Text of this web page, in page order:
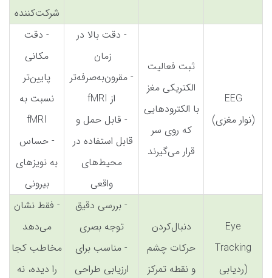
شرکت‌کننده
EEG
(نوار مغزی)
ثبت فعالیت
الکتریکی مغز
با الکترودهایی
که روی سر
قرار می‌گیرند
- دقت بالا در
زمان
- مقرون‌به‌صرفه‌تر
از fMRI
- قابل حمل و
قابل استفاده در
محیط‌های
واقعی
- دقت
مکانی
پایین‌تر
نسبت به
fMRI
- حساس
به نویزهای
بیرونی
Eye
Tracking
(ردیابی
دنبال‌کردن
حرکات چشم
و نقطه تمرکز
- بررسی دقیق
توجه بصری
- مناسب برای
ارزیابی طراحی
- فقط نشان
می‌دهد
مخاطب کجا
را دیده، نه